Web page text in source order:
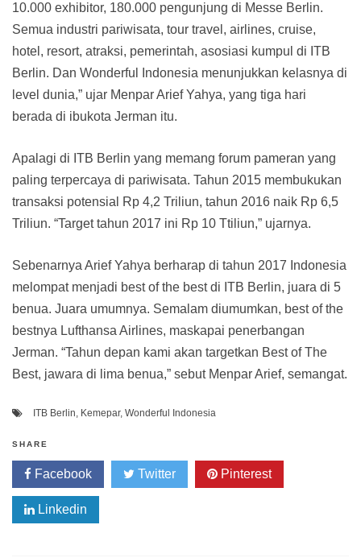
10.000 exhibitor, 180.000 pengunjung di Messe Berlin.
Semua industri pariwisata, tour travel, airlines, cruise,
hotel, resort, atraksi, pemerintah, asosiasi kumpul di ITB
Berlin. Dan Wonderful Indonesia menunjukkan kelasnya di
level dunia,” ujar Menpar Arief Yahya, yang tiga hari
berada di ibukota Jerman itu.
Apalagi di ITB Berlin yang memang forum pameran yang
paling terpercaya di pariwisata. Tahun 2015 membukukan
transaksi potensial Rp 4,2 Triliun, tahun 2016 naik Rp 6,5
Triliun. “Target tahun 2017 ini Rp 10 Ttiliun,” ujarnya.
Sebenarnya Arief Yahya berharap di tahun 2017 Indonesia
melompat menjadi best of the best di ITB Berlin, juara di 5
benua. Juara umumnya. Semalam diumumkan, best of the
bestnya Lufthansa Airlines, maskapai penerbangan
Jerman. “Tahun depan kami akan targetkan Best of The
Best, jawara di lima benua,” sebut Menpar Arief, semangat.
ITB Berlin, Kemepar, Wonderful Indonesia
SHARE
Facebook Twitter Pinterest
Linkedin